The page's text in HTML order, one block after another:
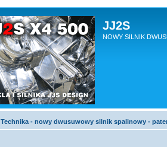
JJ2S
NOWY SILNIK
Technika - nowy dwusuwowy silnik spalinowy -